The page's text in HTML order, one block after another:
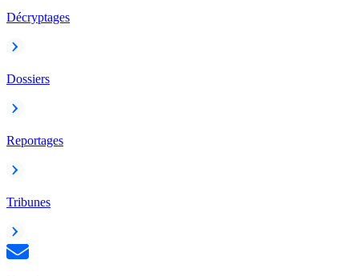
Décryptages
Dossiers
Reportages
Tribunes